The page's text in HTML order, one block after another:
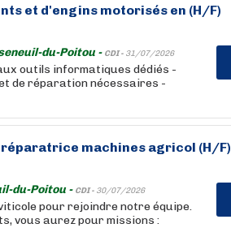
et d'engins motorisés en (H/F)
du-Poitou - CDI - 31/07/2026
outils informatiques dédiés -
de réparation nécessaires -
réparatrice machines agricol (H/F)
du-Poitou - CDI - 30/07/2026
pour rejoindre notre équipe.
vous aurez pour missions :